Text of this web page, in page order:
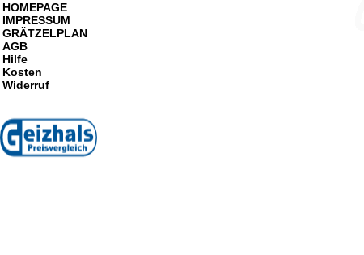
HOMEPAGE
IMPRESSUM
GRÄTZELPLAN
AGB
Hilfe
Kosten
Widerruf